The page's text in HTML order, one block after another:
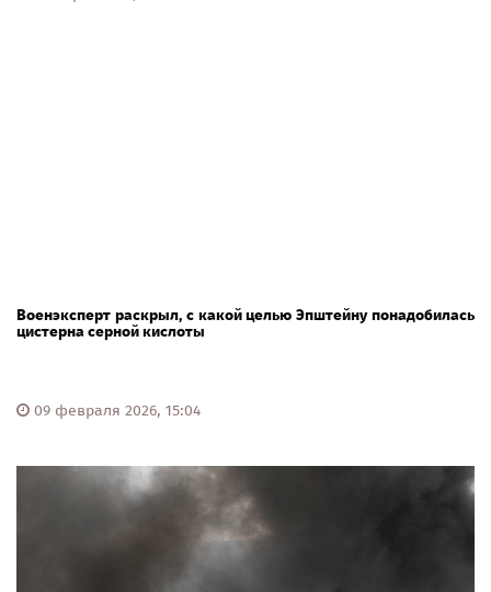
Военэксперт раскрыл, с какой целью Эпштейну понадобилась
цистерна серной кислоты
09 февраля 2026, 15:04